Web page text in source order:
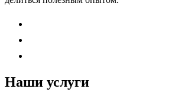
Наши услуги